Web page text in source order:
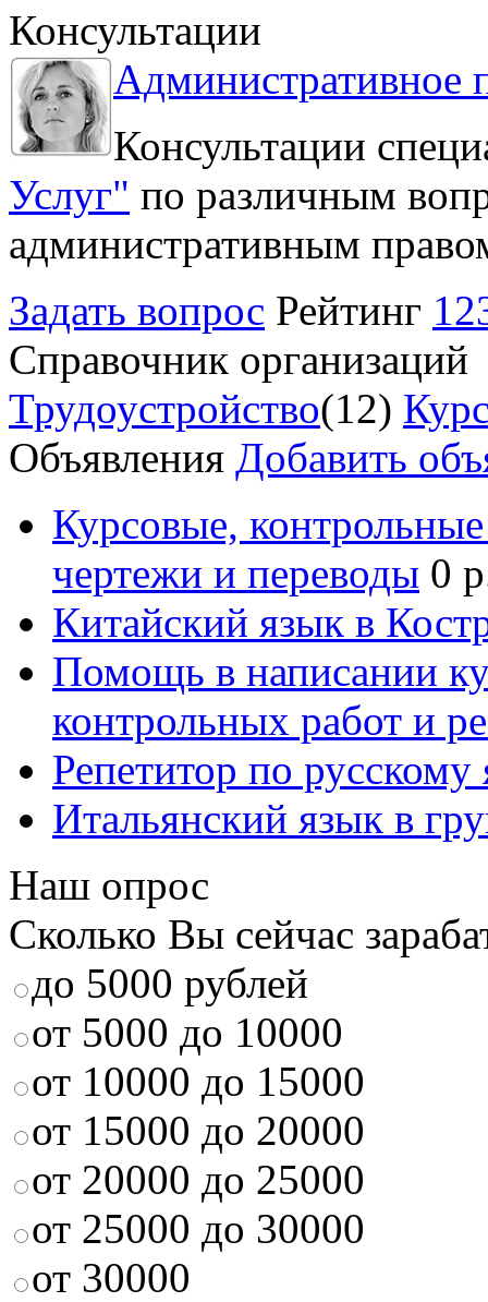
Консультации
Административное
Консультации
Услуг" по различным
административным
Задать вопрос Рейтинг
Справочник организаций
Трудоустройство(12)
Объявления Добавить
Курсовые,
чертежи и переводы 0
Китайский язык в
Помощь в написании
контрольных работ и
Репетитор по русскому
Итальянский язык в
Наш опрос
Сколько Вы сейчас
до 5000 рублей
от 5000 до 10000
от 10000 до 15000
от 15000 до 20000
от 20000 до 25000
от 25000 до 30000
от 30000